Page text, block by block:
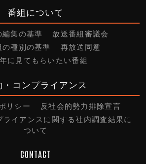
番組について
編集の基準
放送番組審議会
の種別の基準
再放送同意
に見てもらいたい番組
・コンプライアンス
リシー
反社会的勢力排除宣言
ライアンスに関する社内調査結果に
ついて
CONTACT